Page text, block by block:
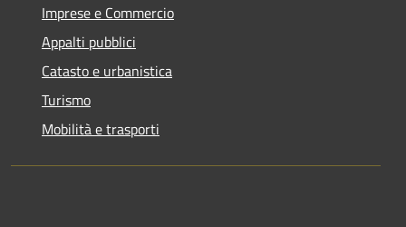
Imprese e Commercio
Appalti pubblici
Catasto e urbanistica
Turismo
Mobilità e trasporti